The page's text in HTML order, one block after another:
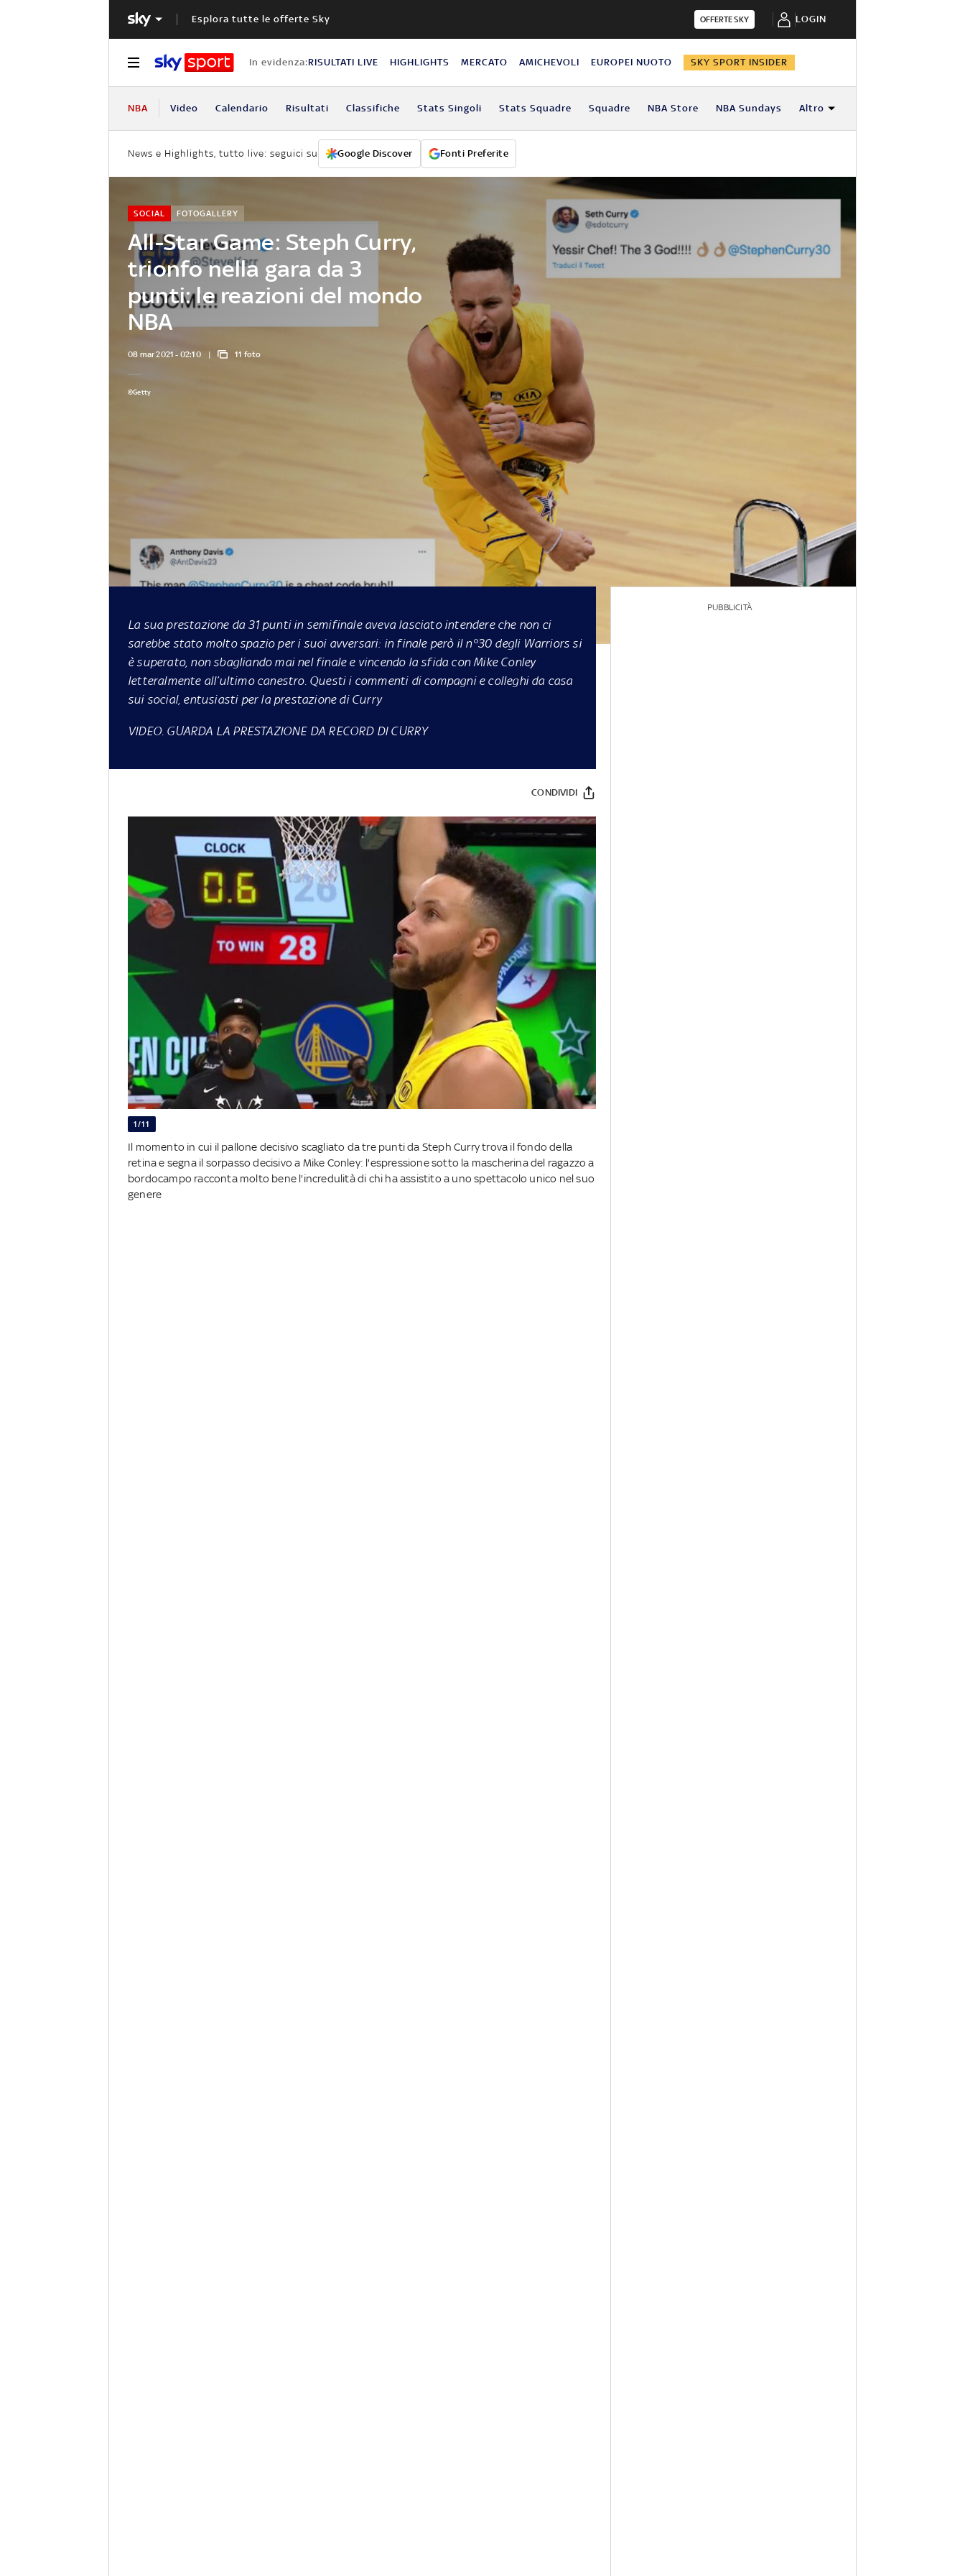
Esplora tutte le offerte Sky OFFERTE SKY LOGIN
In evidenza:RISULTATI LIVE HIGHLIGHTS MERCATO AMICHEVOLI EUROPEI NUOTO SKY SPORT INSIDER
NBA Video Calendario Risultati Classifiche Stats Singoli Stats Squadre Squadre NBA Store NBA Sundays Altro
News e Highlights, tutto live: seguici su Google Discover Fonti Preferite
All-Star Game: Steph Curry,
trionfo nella gara da 3
punti: le reazioni del mondo
NBA
SOCIAL FOTOGALLERY
08 mar 2021 - 02:10 11 foto
©Getty
La sua prestazione da 31 punti in semifinale aveva lasciato intendere che non ci
sarebbe stato molto spazio per i suoi avversari: in finale però il n°30 degli Warriors si
è superato, non sbagliando mai nel finale e vincendo la sfida con Mike Conley
letteralmente all’ultimo canestro. Questi i commenti di compagni e colleghi da casa
sui social, entusiasti per la prestazione di Curry
VIDEO. GUARDA LA PRESTAZIONE DA RECORD DI CURRY
CONDIVIDI
1/11
Il momento in cui il pallone decisivo scagliato da tre punti da Steph Curry trova il fondo della
retina e segna il sorpasso decisivo a Mike Conley: l'espressione sotto la mascherina del ragazzo a
bordocampo racconta molto bene l'incredulità di chi ha assistito a uno spettacolo unico nel suo
genere
PUBBLICITÀ